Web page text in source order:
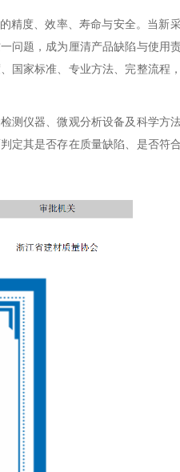
精度、效率、寿命与安全。当新
问题，成为厘清产品缺陷与使用
国家标准、专业方法、完整流程
仪器、微观分析设备及科学方法
定其是否存在质量缺陷、是否符